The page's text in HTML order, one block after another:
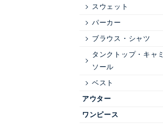
スウェット
パーカー
ブラウス・シャツ
タンクトップ・キャミ
ソール
ベスト
アウター
ワンピース